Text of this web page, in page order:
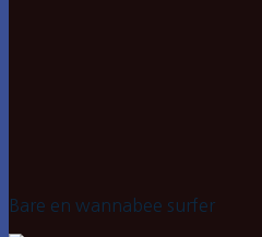
Bare en wannabee surfer